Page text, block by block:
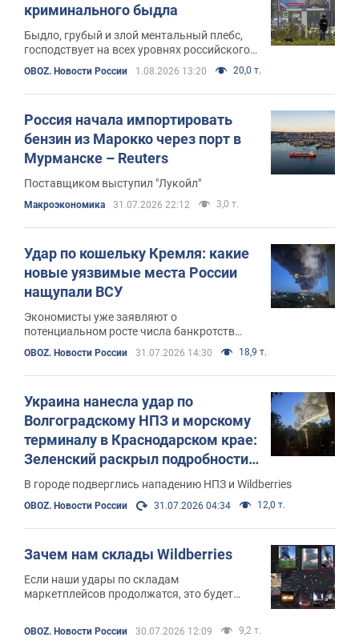
криминального быдла
Быдло, грубый и злой ментальный плебс,
господствует на всех уровнях российского
общества, в том числе и на самом верху.
Путин относится к этому же
антропологическому типу
OBOZ. Новости России 1.08.2026 13:20 20,0 т.
Россия начала импортировать
бензин из Марокко через порт в
Мурманске – Reuters
Поставщиком выступил "Лукойл"
Mакроэкономика 31.07.2026 22:12 3,0 т.
Удар по кошельку Кремля: какие
новые уязвимые места России
нащупали ВСУ
Экономисты уже заявляют о
потенциальном росте числа банкротств
предприятий и сокращении налоговых
поступлений на финансирование активной
OBOZ. Новости России 31.07.2026 14:30 18,9 т.
Украина нанесла удар по
Волгоградскому НПЗ и морскому
терминалу в Краснодарском крае:
Зеленский раскрыл подробности.
Фото и видео
В городе подверглись нападению НПЗ и Wildberries
OBOZ. Новости России 31.07.2026 04:34 12,0 т.
Зачем нам склады Wildberries
Если наши удары по складам
маркетплейсов продолжатся, это будет
OBOZ. Новости России 30.07.2026 12:09 9,2 т.